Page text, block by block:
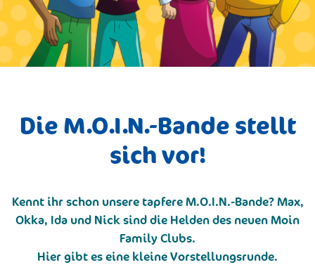
Die M.O.I.N.-Bande stellt
sich vor!
Kennt ihr schon unsere tapfere M.O.I.N.-Bande? Max,
Okka, Ida und Nick sind die Helden des neuen Moin
Family Clubs.
Hier gibt es eine kleine Vorstellungsrunde.